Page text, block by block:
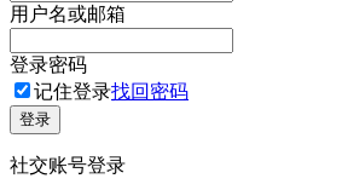
用户名或邮箱
登录密码
记住登录找回密码
登录
社交账号登录